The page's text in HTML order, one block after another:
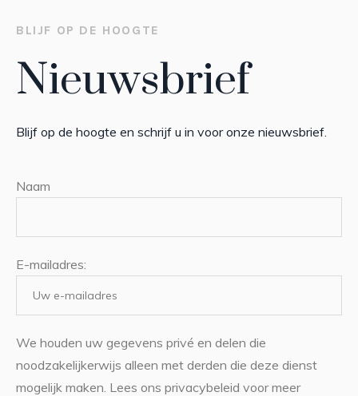
BLIJF OP DE HOOGTE
Nieuwsbrief
Blijf op de hoogte en schrijf u in voor onze nieuwsbrief.
Naam
E-mailadres:
We houden uw gegevens privé en delen die
noodzakelijkerwijs alleen met derden die deze dienst
mogelijk maken. Lees ons privacybeleid voor meer